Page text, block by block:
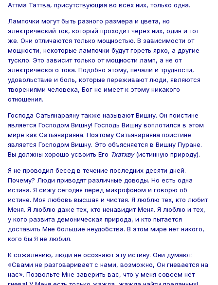
Аттма Таттва, присутствующая во всех них, только одна.
Лампочки могут быть разного размера и цвета, но
электрический ток, который проходит через них, один и тот
же. Они отличаются только мощностью. В зависимости от
мощности, некоторые лампочки будут гореть ярко, а другие –
тускло. Это зависит только от мощности ламп, а не от
электрического тока. Подобно этому, печали и трудности,
удовольствие и боль, которые переживают люди, являются
творениями человека, Бог не имеет к этому никакого
отношения.
Господа Сатьянараяну также называют Вишну. Он поистине
является Господом Вишну! Господь Вишну воплотился в этом
мире как Сатьянараяна. Поэтому Сатьянараяна поистине
является Господом Вишну. Это объясняется в Вишну Пуране.
Вы должны хорошо усвоить Его Тхатхву(истинную природу).
Я не проводил бесед в течение последних десяти дней.
Почему? Люди приводят различные доводы. Но есть одна
истина. Я сижу сегодня перед микрофоном и говорю об
истине. Моя любовь высшая и чистая. Я люблю тех, кто любит
Меня. Я люблю даже тех, кто ненавидит Меня. Я люблю и тех,
у кого развита демоническая природа, и кто пытается
доставить Мне большие неудобства. В этом мире нет никого,
кого бы Я не любил.
К сожалению, люди не осознают эту истину. Они думают:
«Свами не разговаривает с нами, возможно, Он гневается на
нас». Позвольте Мне заверить вас, что у меня совсем нет